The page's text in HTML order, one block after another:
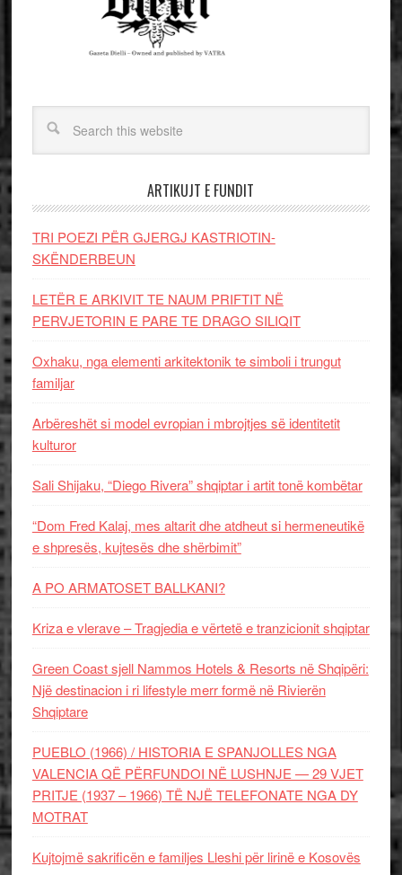
ARTIKUJT E FUNDIT
TRI POEZI PËR GJERGJ KASTRIOTIN-
SKËNDERBEUN
LETËR E ARKIVIT TE NAUM PRIFTIT NË
PERVJETORIN E PARE TE DRAGO SILIQIT
Oxhaku, nga elementi arkitektonik te simboli i trungut
familjar
Arbëreshët si model evropian i mbrojtjes së identitetit
kulturor
Sali Shijaku, “Diego Rivera” shqiptar i artit tonë kombëtar
“Dom Fred Kalaj, mes altarit dhe atdheut si hermeneutikë
e shpresës, kujtesës dhe shërbimit”
A PO ARMATOSET BALLKANI?
Kriza e vlerave – Tragjedia e vërtetë e tranzicionit shqiptar
Green Coast sjell Nammos Hotels & Resorts në Shqipëri:
Një destinacion i ri lifestyle merr formë në Rivierën
Shqiptare
PUEBLO (1966) / HISTORIA E SPANJOLLES NGA
VALENCIA QË PËRFUNDOI NË LUSHNJE — 29 VJET
PRITJE (1937 – 1966) TË NJË TELEFONATE NGA DY
MOTRAT
Kujtojmë sakrificën e familjes Lleshi për lirinë e Kosovës